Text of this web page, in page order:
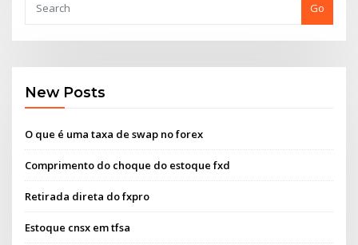
Go
New Posts
O que é uma taxa de swap no forex
Comprimento do choque do estoque fxd
Retirada direta do fxpro
Estoque cnsx em tfsa